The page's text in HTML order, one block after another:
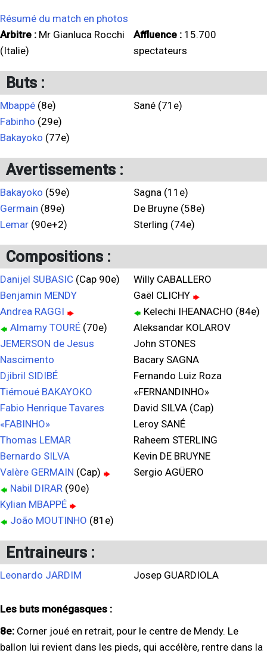
Résumé du match en photos
Arbitre : Mr Gianluca Rocchi
(Italie)
Affluence : 15.700
spectateurs
Buts :
Mbappé (8e)
Fabinho (29e)
Bakayoko (77e)
Sané (71e)
Avertissements :
Bakayoko (59e)
Germain (89e)
Lemar (90e+2)
Sagna (11e)
De Bruyne (58e)
Sterling (74e)
Compositions :
Danijel SUBASIC (Cap 90e)
Benjamin MENDY
Andrea RAGGI
Almamy TOURÉ (70e)
JEMERSON de Jesus
Nascimento
Djibril SIDIBÉ
Tiémoué BAKAYOKO
Fabio Henrique Tavares
«FABINHO»
Thomas LEMAR
Bernardo SILVA
Valère GERMAIN (Cap)
Nabil DIRAR (90e)
Kylian MBAPPÉ
João MOUTINHO (81e)
Willy CABALLERO
Gaël CLICHY
Kelechi IHEANACHO (84e)
Aleksandar KOLAROV
John STONES
Bacary SAGNA
Fernando Luiz Roza
«FERNANDINHO»
David SILVA (Cap)
Leroy SANÉ
Raheem STERLING
Kevin DE BRUYNE
Sergio AGÜERO
Entraineurs :
Leonardo JARDIM Josep GUARDIOLA
Les buts monégasques :
8e: Corner joué en retrait, pour le centre de Mendy. Le
ballon lui revient dans les pieds, qui accélère, rentre dans la